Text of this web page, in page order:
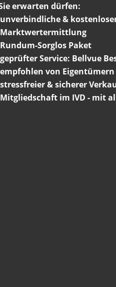
erwarten dürfen:
unverbindliche &
Marktwertermittlung
Rundum-Sorglos Paket
geprüfter Service: Bellvue
empfohlen von
stressfreier & sicherer
Mitgliedschaft im IVD - mit